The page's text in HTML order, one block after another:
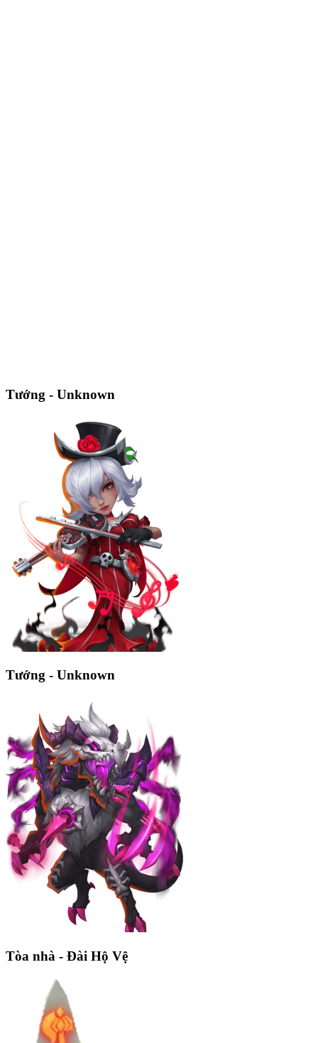
Tướng - Unknown
Tướng - Unknown
Tòa nhà - Đài Hộ Vệ